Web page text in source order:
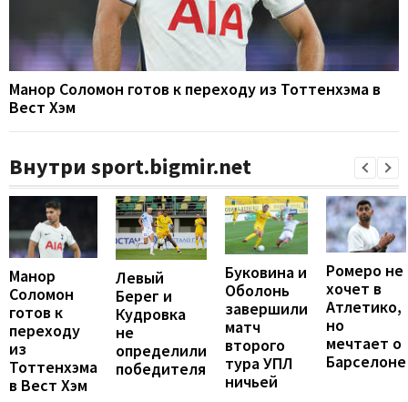
Манор Соломон готов к переходу из Тоттенхэма в
Вест Хэм
Внутри sport.bigmir.net
Манор
Соломон
готов к
переходу
из
Тоттенхэма
в Вест Хэм
Левый
Берег и
Кудровка
не
определили
победителя
Буковина и
Оболонь
завершили
матч
второго
тура УПЛ
ничьей
Ромеро не
хочет в
Атлетико,
но
мечтает о
Барселоне